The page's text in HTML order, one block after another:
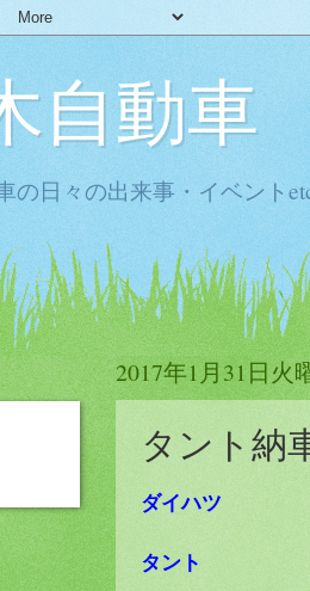
自動車
の日々の出来事・イベント
2017年1月31日火
タント納
ダイハツ
タント